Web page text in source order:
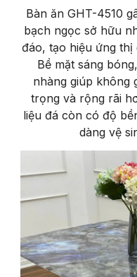
Bàn ăn GHT-4510
bạch ngọc sở hữu
đáo, tạo hiệu ứng thị
Bề mặt sáng
nhàng giúp không
trọng và rộng rãi
liệu đá còn có độ
dàng vệ